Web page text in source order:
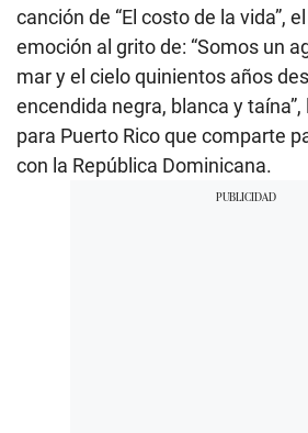
canción de “El costo de la vida”,
emoción al grito de: “Somos un
mar y el cielo quinientos años
encendida negra, blanca y
para Puerto Rico que comparte
con la República Dominicana.